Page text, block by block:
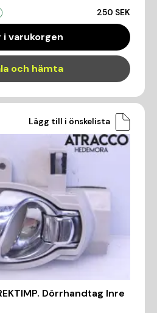
250 SEK
i varukorgen
och hämta
Lägg till i önskelista
Dörrhandtag Inre